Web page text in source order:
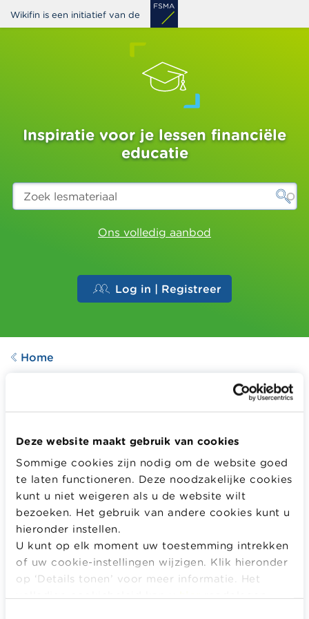
Deze website maakt gebruik van cookies
Sommige cookies zijn nodig om de website goed
te laten functioneren. Deze noodzakelijke cookies
kunt u niet weigeren als u de website wilt
bezoeken. Het gebruik van andere cookies kunt u
hieronder instellen.
U kunt op elk moment uw toestemming intrekken
of uw cookie-instellingen wijzigen. Klik hieronder
op ‘Details tonen’ voor meer informatie. Het
Overslaan
en
Wikifin is een initiatief van de
Inspiratie voor je lessen financiële
educatie
Zoek
lesmateriaal
Ons volledig aanbod
Log in | Registreer
Home
Poster Fraude
Aangepast op28.08.2024
Hoe kan jij fraude ontdekken?
Meer informatie
MELD JE AAN OF REGISTREER OM DIT LESMATERIAAL
GRATIS TE DOWNLOADEN EN TE BEKIJKEN.